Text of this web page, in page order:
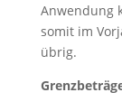
Anwendung
somit im
übrig.